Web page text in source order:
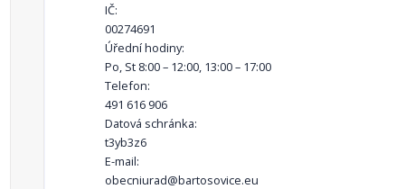
IČ:
00274691
Úřední hodiny:
Po, St 8:00 – 12:00, 13:00 – 17:00
Telefon:
491 616 906
Datová schránka:
t3yb3z6
E-mail:
obecniurad@bartosovice.eu